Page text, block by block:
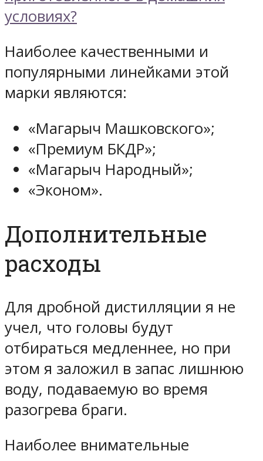
Наиболее качественными и
популярными линейками этой
марки являются:
«Магарыч Машковского»;
«Премиум БКДР»;
«Магарыч Народный»;
«Эконом».
Дополнительные
расходы
Для дробной дистилляции я не
учел, что головы будут
отбираться медленнее, но при
этом я заложил в запас лишнюю
воду, подаваемую во время
разогрева браги.
Наиболее внимательные